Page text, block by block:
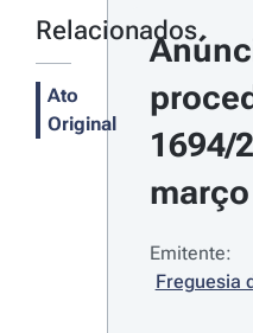
Relacionados
Ato
Original
1694/
março
Emitente:
Freguesia